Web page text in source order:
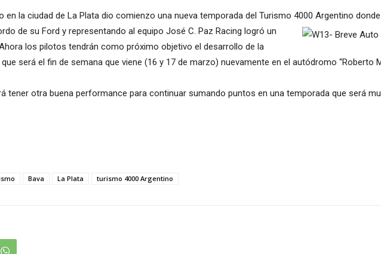
en la ciudad de La Plata dio comienzo una nueva temporada del Turismo 4000 Argentino
de su Ford y representando al equipo José C. Paz Racing logró un
los pilotos tendrán como próximo objetivo el desarrollo de la
será el fin de semana que viene (16 y 17 de marzo) nuevamente en el autódromo “Roberto
tener otra buena performance para continuar sumando puntos en una temporada que será
Bava La Plata turismo 4000 Argentino